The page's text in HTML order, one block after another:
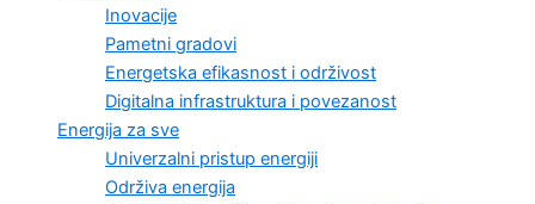
Inovacije
Pametni gradovi
Energetska efikasnost i održivost
Digitalna infrastruktura i povezanost
Energija za sve
Univerzalni pristup energiji
Održiva energija